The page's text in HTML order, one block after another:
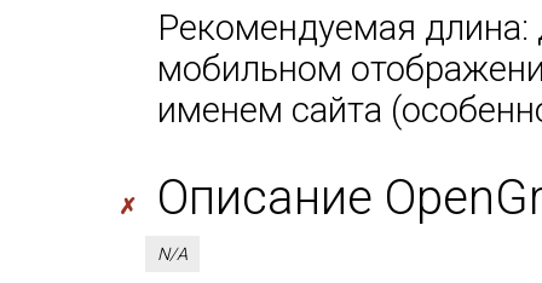
Рекомендуемая длина:
мобильном
именем сайта
✗ Описание
N/A